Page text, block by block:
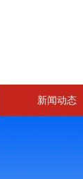
新闻动态